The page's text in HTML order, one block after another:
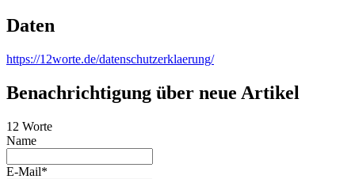
Daten
https://12worte.de/datenschutzerklaerung/
Benachrichtigung über neue Artikel
12 Worte
Name
E-Mail*